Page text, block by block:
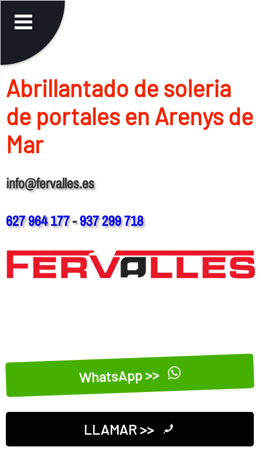
Abrillantado de soleria
de portales en Arenys de
Mar
info@fervalles.es
627 964 177-937 299 718
WhatsApp >>
LLAMAR >>